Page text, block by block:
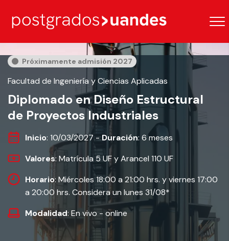
Próximamente admisión 2027
Facultad de Ingeniería y Ciencias Aplicadas
Diplomado en Diseño Estructural
de Proyectos Industriales
Inicio: 10/03/2027 -Duración: 6 meses
Valores: Matrícula 5 UF y Arancel 110 UF
Horario: Miércoles 18:00 a 21:00 hrs. y viernes 17:00
a 20:00 hrs. Considera un lunes 31/08*
Modalidad: En vivo - online